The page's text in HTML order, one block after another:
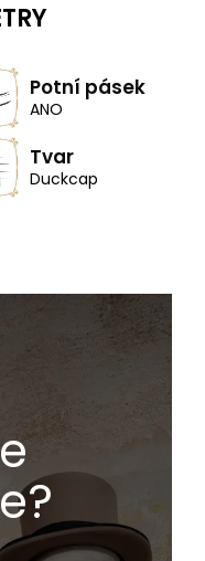
Potní pásek
ANO
Tvar
Duckcap